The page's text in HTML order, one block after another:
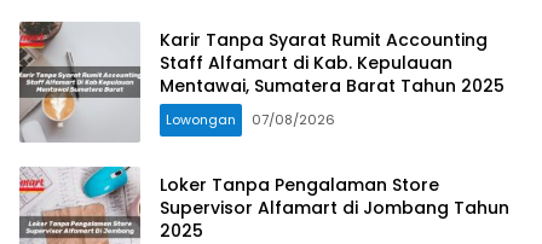
Karir Tanpa Syarat Rumit Accounting
Staff Alfamart di Kab. Kepulauan
Mentawai, Sumatera Barat Tahun 2025
Lowongan 07/08/2026
Loker Tanpa Pengalaman Store
Supervisor Alfamart di Jombang Tahun
2025